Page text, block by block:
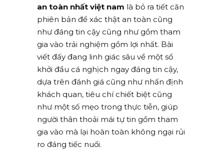
an toàn nhất việt nam là bỏ ra tiết căn
phiên bản để xác thật an toàn cũng
như đáng tin cậy cũng như gồm tham
gia vào trải nghiệm gồm lợi nhất. Bài
viết đấy đang linh giác sâu về một số
khởi đầu cá nghịch ngay đáng tin cậy,
dựa trên đánh giá cũng như nhấn định
khách quan, tiêu chí chiết biệt cũng
như một số mẹo trong thực tiễn, giúp
người thân thoải mái tự tin gồm tham
gia vào mà lại hoàn toàn không ngại rủi
ro đáng tiếc nuối.